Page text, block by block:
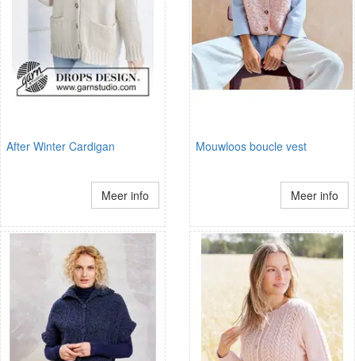
After Winter Cardigan
Meer info
Mouwloos boucle vest
Meer info